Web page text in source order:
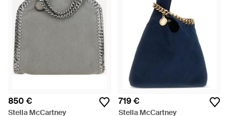
850 €
Stella McCartney
719 €
Stella McCartney